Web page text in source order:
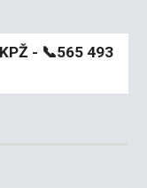
- 📞565 493